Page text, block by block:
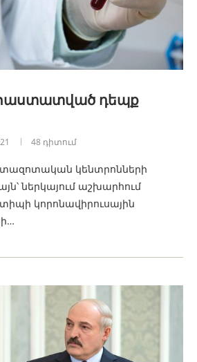
հաստատված դեպք
48 դիտում
կենտրոնների
ներկայում աշխարհում
կորոնավիրուսային